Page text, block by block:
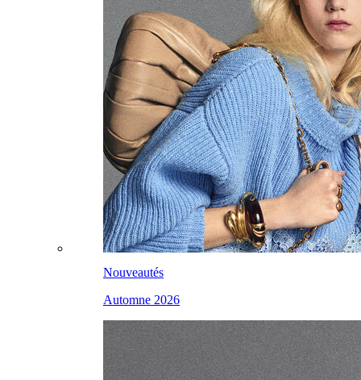
Nouveautés
Automne 2026